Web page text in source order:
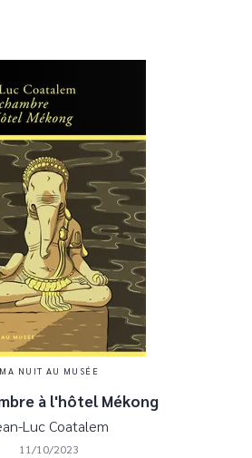
MA NUIT AU MUSÉE
à l'hôtel Mékong
Luc Coatalem
11/10/2023